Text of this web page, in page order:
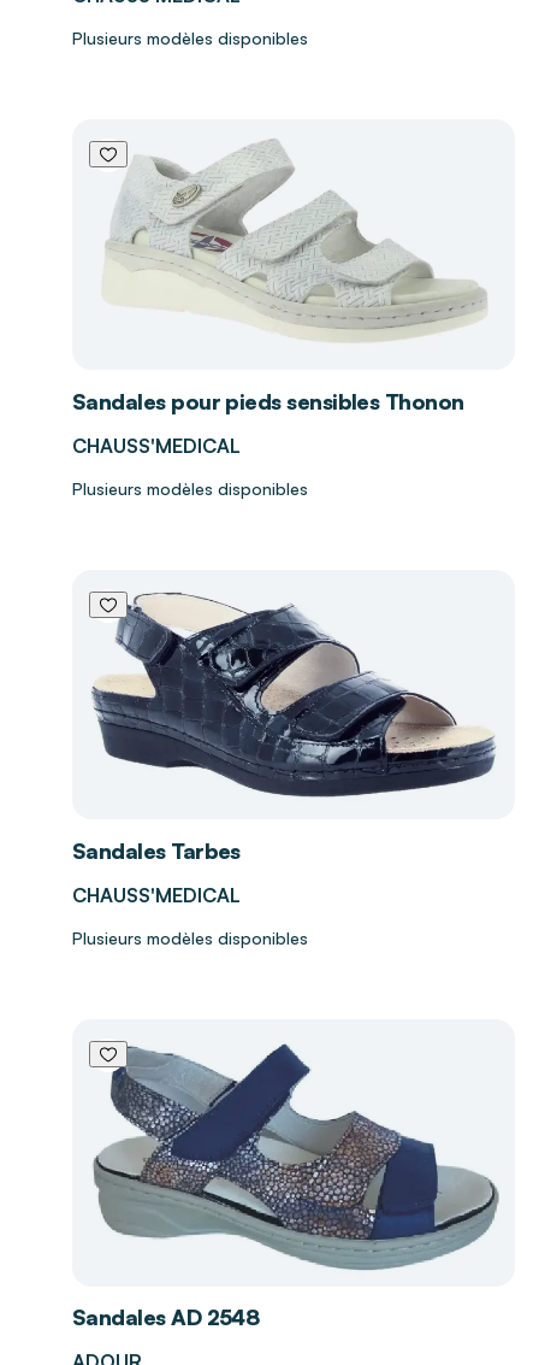
Plusieurs modèles disponibles
Sandales pour pieds sensibles Thonon
CHAUSS'MEDICAL
Plusieurs modèles disponibles
Sandales Tarbes
CHAUSS'MEDICAL
Plusieurs modèles disponibles
Sandales AD 2548